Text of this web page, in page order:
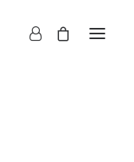
uma variedade